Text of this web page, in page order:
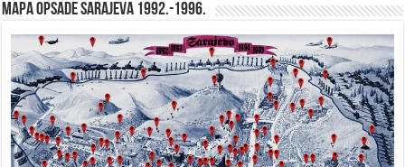
Mapa opsade Sarajeva 1992.-1996.